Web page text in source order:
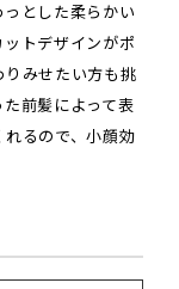
とした柔らかい
トデザインがポ
みせたい方も挑
前髪によって表
るので、小顔効